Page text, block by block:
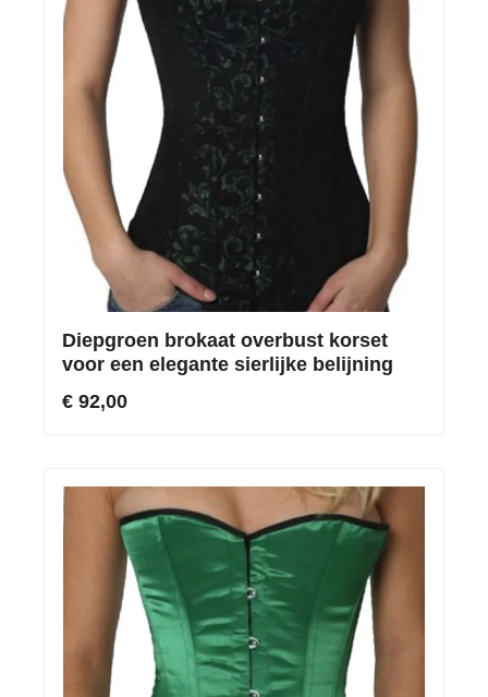
Diepgroen brokaat overbust korset
voor een elegante sierlijke belijning
€ 92,00